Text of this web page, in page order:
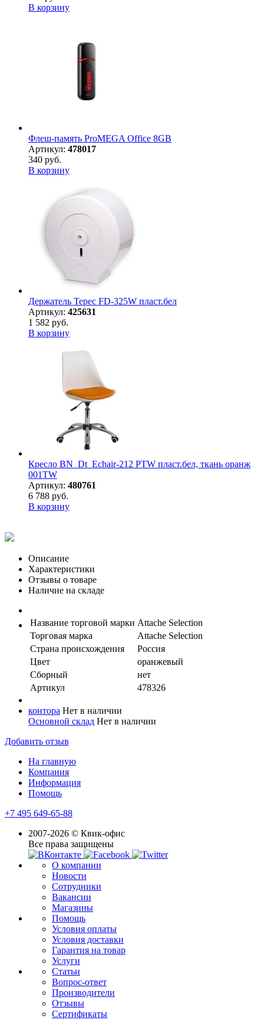
В корзину
Флеш-память ProMEGA Office 8GB
Артикул: 478017
340 руб.
В корзину
Держатель Терес FD-325W пласт.бел
Артикул: 425631
1 582 руб.
В корзину
Кресло BN_Dt_Echair-212 PTW пласт.бел, ткань оранж
001TW
Артикул: 480761
6 788 руб.
В корзину
Описание
Характеристики
Отзывы о товаре
Наличие на складе
Название торговой марки Attache Selection
Торговая марка
Attache Selection
Страна происхождения
Россия
Цвет
оранжевый
Сборный
нет
Артикул
478326
контора Нет в наличии
Основной склад Нет в наличии
Добавить отзыв
На главную
Компания
Информация
Помощь
+7 495 649-65-88
2007-2026 © Квик-офис
Все права защищены
О компании
Новости
Сотрудники
Вакансии
Магазины
Помощь
Условия оплаты
Условия доставки
Гарантия на товар
Услуги
Статьи
Вопрос-ответ
Производители
Отзывы
Сертификаты